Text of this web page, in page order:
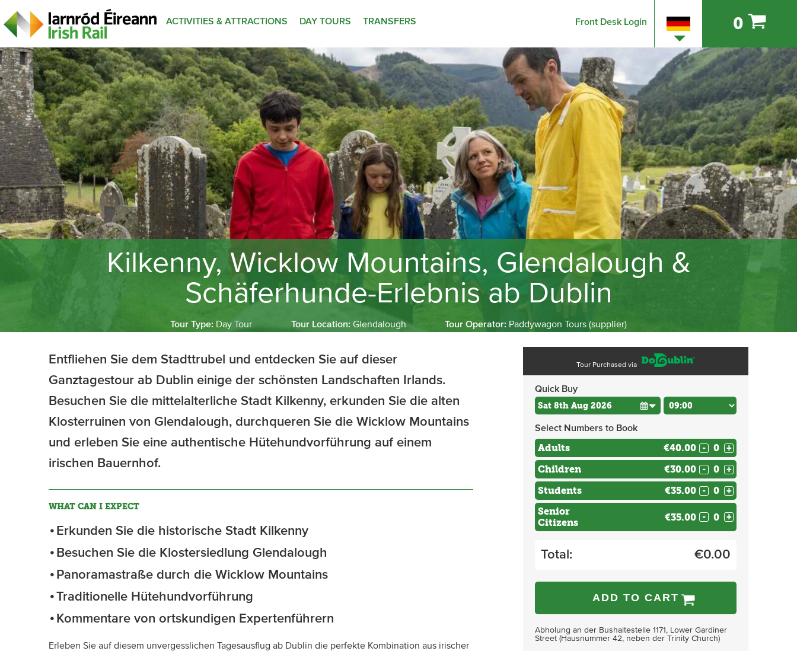
ACTIVITIES & ATTRACTIONS DAY TOURS TRANSFERS Front Desk Login 0
Kilkenny, Wicklow Mountains, Glendalough &
Schäferhunde-Erlebnis ab Dublin
Tour Type: Day Tour Tour Location: Glendalough Tour Operator: Paddywagon Tours (supplier)
Entfliehen Sie dem Stadttrubel und entdecken Sie auf dieser
Ganztagestour ab Dublin einige der schönsten Landschaften Irlands.
Besuchen Sie die mittelalterliche Stadt Kilkenny, erkunden Sie die alten
Klosterruinen von Glendalough, durchqueren Sie die Wicklow Mountains
und erleben Sie eine authentische Hütehundvorführung auf einem
irischen Bauernhof.
WHAT CAN I EXPECT
Erkunden Sie die historische Stadt Kilkenny
Besuchen Sie die Klostersiedlung Glendalough
Panoramastraße durch die Wicklow Mountains
Traditionelle Hütehundvorführung
Kommentare von ortskundigen Expertenführern
Erleben Sie auf diesem unvergesslichen Tagesausflug ab Dublin die perfekte Kombination aus irischer
Tour Purchased via
Quick Buy
Select Numbers to Book
Adults €40.00 - +
Children €30.00 - +
Students €35.00 - +
Senior
Citizens
€35.00 - +
Total: €0.00
ADD TO CART
Abholung an der Bushaltestelle 1171, Lower Gardiner
Street (Hausnummer 42, neben der Trinity Church)